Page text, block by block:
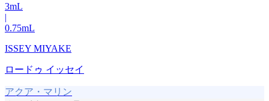
3mL
|
0.75mL
ISSEY MIYAKE
ロードゥ イッセイ
アクア・マリン